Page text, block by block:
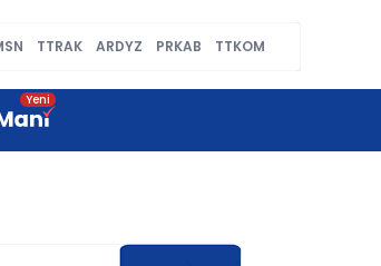
TTRAK ARDYZ PRKAB TTKOM